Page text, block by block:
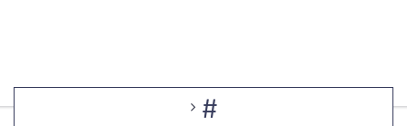
#